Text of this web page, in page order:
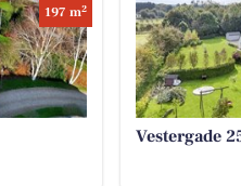
197 m2
Vestergade